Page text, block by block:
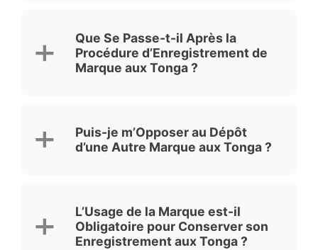
Que Se Passe-t-il Après la
Procédure d’Enregistrement de
Marque aux Tonga ?
Puis-je m’Opposer au Dépôt
d’une Autre Marque aux Tonga ?
L’Usage de la Marque est-il
Obligatoire pour Conserver son
Enregistrement aux Tonga ?